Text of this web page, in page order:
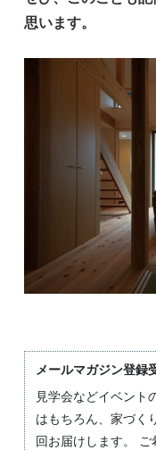
思います。
メールマガジン登録
見学会などイベント
はもちろん、家づく
回お届けします。